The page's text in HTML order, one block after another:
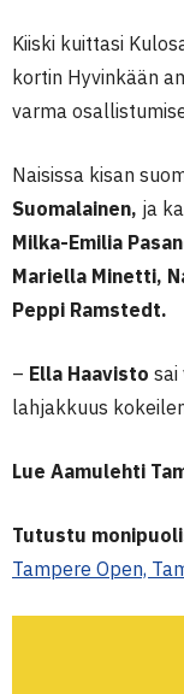
Kiiski kuittasi
kortin Hyvinkään
varma
Naisissa kisan
Suomalainen, ja
Milka-Emilia
Mariella Minetti,
Peppi Ramstedt.
– Ella Haavisto sai
lahjakkuus
Lue Aamulehti
Tutustu
Tampere Open,